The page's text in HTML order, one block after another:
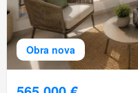
Obra nova